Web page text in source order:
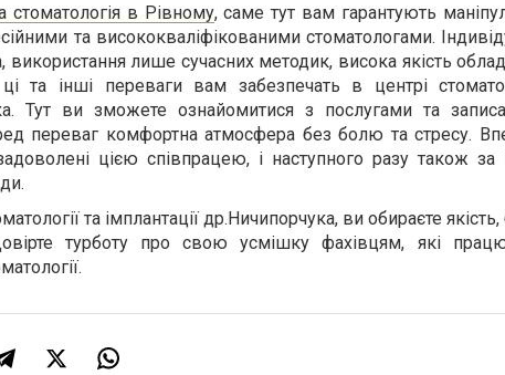
стоматологія в Рівному, саме тут вам гарантують
та висококваліфікованими стоматологами.
використання лише сучасних методик, висока якість
та інші переваги вам забезпечать в центрі
Тут ви зможете ознайомитися з послугами та
переваг комфортна атмосфера без болю та стресу.
цією співпрацею, і наступного разу також за
та імплантації др.Ничипорчука, ви обираєте
турботу про свою усмішку фахівцям, які